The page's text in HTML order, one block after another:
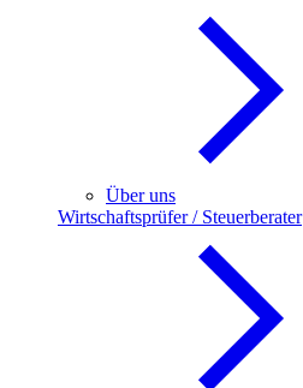
Über uns
Wirtschaftsprüfer / Steuerberater